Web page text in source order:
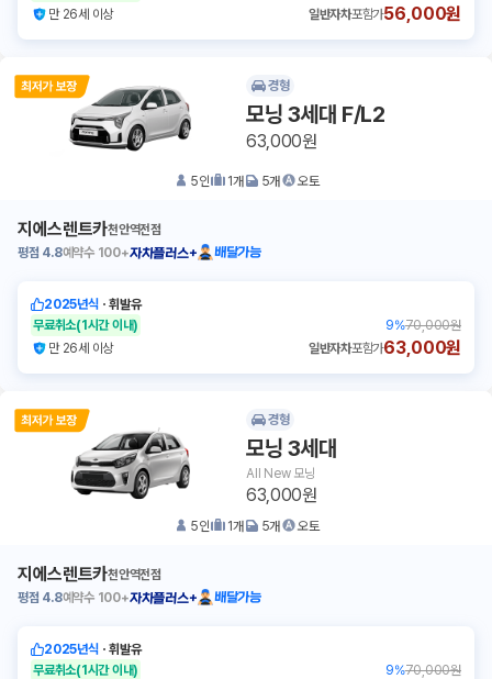
만 26세 이상
일반자차포함가56,000원
경형
모닝 3세대 F/L2
63,000원
5인 1개 5개 오토
지에스렌트카천안역전점
평점 4.8예약수 100+자차플러스+ 배달가능
2025년식 ㆍ휘발유
무료취소(1시간 이내) 9%70,000원
만 26세 이상
일반자차포함가63,000원
경형
모닝 3세대
All New 모닝
63,000원
5인 1개 5개 오토
지에스렌트카천안역전점
평점 4.8예약수 100+자차플러스+ 배달가능
2025년식 ㆍ휘발유
무료취소(1시간 이내) 9%70,000원